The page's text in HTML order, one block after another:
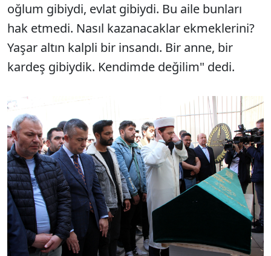
oğlum gibiydi, evlat gibiydi. Bu aile bunları
hak etmedi. Nasıl kazanacaklar ekmeklerini?
Yaşar altın kalpli bir insandı. Bir anne, bir
kardeş gibiydik. Kendimde değilim" dedi.